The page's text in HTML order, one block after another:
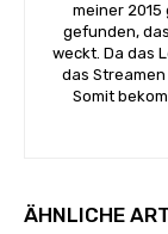
meiner
gefunden,
weckt. Da das
das
Somit
ÄHNLICHE